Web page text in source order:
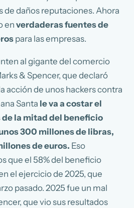
de daños reputaciones. Ahora
enverdaderas fuentes de
para las empresas.
al gigante del comercio
& Spencer, que declaró
acción de unos hackers contra
Santa le va a costar el
la mitad del beneficio
300 millones de libras,
de euros. Eso
que el 58% del beneficio
el ejercicio de 2025, que
pasado. 2025 fue un mal
que vio sus resultados